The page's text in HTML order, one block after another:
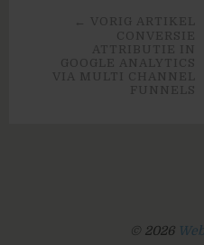
← VORIG ARTIKEL
CONVERSIE
ATTRIBUTIE IN
GOOGLE ANALYTICS
VIA MULTI CHANNEL
FUNNELS
© 2026